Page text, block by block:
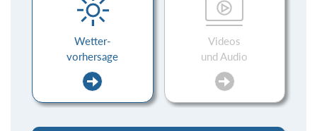
Wetter-
vorhersage
Videos
und Audio